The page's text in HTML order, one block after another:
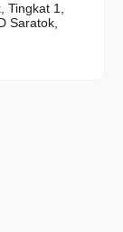
1,
Saratok,